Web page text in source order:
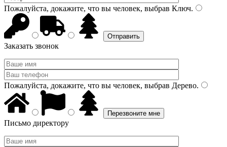
Пожалуйста, докажите, что вы человек, выбрав Ключ.
Заказать звонок
Пожалуйста, докажите, что вы человек, выбрав Дерево.
Письмо директору